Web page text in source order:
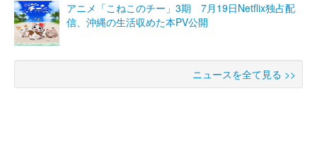
アニメ「こねこのチー」3期 7月19日Netflix独占配
信、沖縄の生活収めた本PV公開
ニュースを全て見る >>